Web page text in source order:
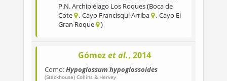
P.N. Archipiélago Los Roques Boca de
Cote
Cayo Francisquí Arriba
Cayo El
Gran Roque
Gómezet al., 2014
Como:Hypoglossum hypoglossoides
(Stackhouse) Collins & Hervey